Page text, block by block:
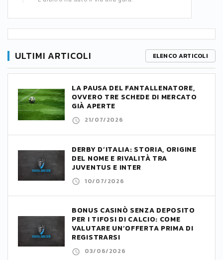
ULTIMI ARTICOLI ELENCO ARTICOLI
LA PAUSA DEL FANTALLENATORE,
OVVERO TRE SCHEDE DI MERCATO
GIÀ APERTE
21/07/2026
DERBY D’ITALIA: STORIA, ORIGINE
DEL NOME E RIVALITÀ TRA
JUVENTUS E INTER
10/07/2026
BONUS CASINÒ SENZA DEPOSITO
PER I TIFOSI DI CALCIO: COME
VALUTARE UN’OFFERTA PRIMA DI
REGISTRARSI
03/06/2026